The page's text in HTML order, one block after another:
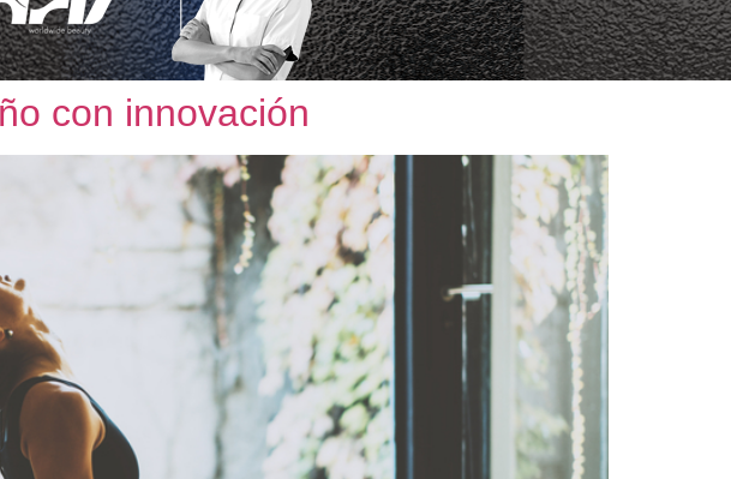
con innovación